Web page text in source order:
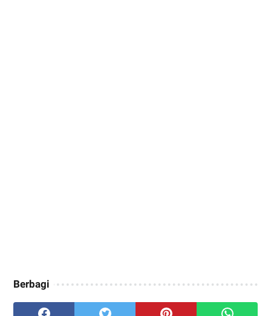
Berbagi